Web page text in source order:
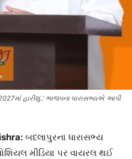
હારીશું..' ભાજપના ધારાસભ્યએ આપી
બદલાપુરના ધારાસભ્ય
મીડિયા પર વાયરલ થઈ